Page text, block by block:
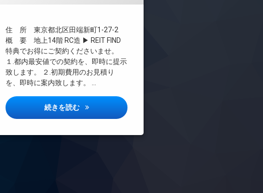
住 所 東京都北区田端新町1-27-2
概 要 地上14階 RC造 ▶ REIT FIND
特典でお得にご契約くださいませ。
１.都内最安値での契約を、即時に提示
致します。 ２.初期費用のお見積り
を、即時に案内致します。 …
続きを読む グランエール西日暮里ノース詳しい情報
オートロック
デザイナーズ
トランクルーム
ペット可
宅配ボックス
敷地内ゴミ置き場
防犯カメラ